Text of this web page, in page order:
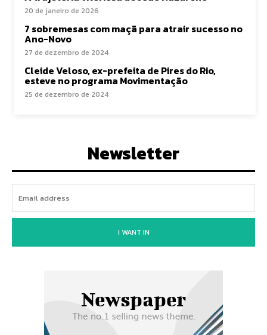
20 de janeiro de 2026
7 sobremesas com maçã para atrair sucesso no
Ano-Novo
27 de dezembro de 2024
Cleide Veloso, ex-prefeita de Pires do Rio,
esteve no programa Movimentação
25 de dezembro de 2024
Newsletter
I WANT IN